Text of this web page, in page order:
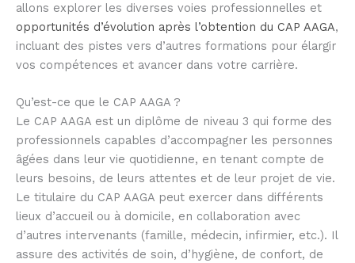
allons explorer les diverses voies professionnelles et
opportunités d’évolution après l’obtention du CAP AAGA,
incluant des pistes vers d’autres formations pour élargir
vos compétences et avancer dans votre carrière.
Qu’est-ce que le CAP AAGA ?
Le CAP AAGA est un diplôme de niveau 3 qui forme des
professionnels capables d’accompagner les personnes
âgées dans leur vie quotidienne, en tenant compte de
leurs besoins, de leurs attentes et de leur projet de vie.
Le titulaire du CAP AAGA peut exercer dans différents
lieux d’accueil ou à domicile, en collaboration avec
d’autres intervenants (famille, médecin, infirmier, etc.). Il
assure des activités de soin, d’hygiène, de confort, de